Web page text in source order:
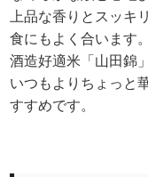
上品な香りとスッキ
食にもよく合います。
酒造好適米「山田錦
いつもよりちょっと
すすめです。